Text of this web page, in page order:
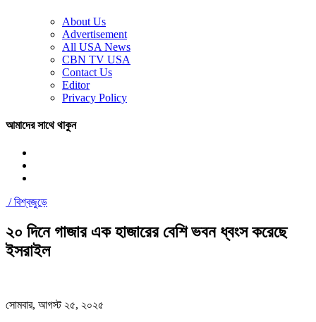
About Us
Advertisement
All USA News
CBN TV USA
Contact Us
Editor
Privacy Policy
আমাদের সাথে থাকুন
/বিশ্বজুড়ে
২০ দিনে গাজার এক হাজারের বেশি ভবন ধ্বংস করেছে
ইসরাইল
সোমবার, আগস্ট ২৫, ২০২৫